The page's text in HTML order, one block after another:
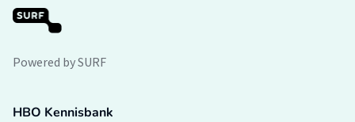
Powered by SURF
HBO Kennisbank